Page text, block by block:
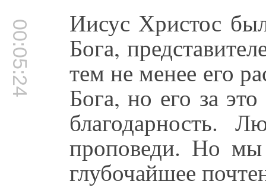
00:05:24 Иисус Христос
Бога,
тем не менее его
Бога, но его за
благодарность.
проповеди. Но
глубочайшее